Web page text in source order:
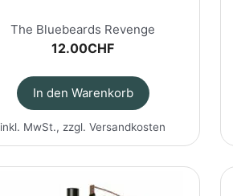
The Bluebeards Revenge
12.00CHF
In den Warenkorb
inkl. MwSt., zzgl.Versandkosten